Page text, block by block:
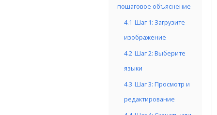
пошаговое объяснение
4.1 Шаг 1: Загрузите
изображение
4.2 Шаг 2: Выберите
языки
4.3 Шаг 3: Просмотр и
редактирование